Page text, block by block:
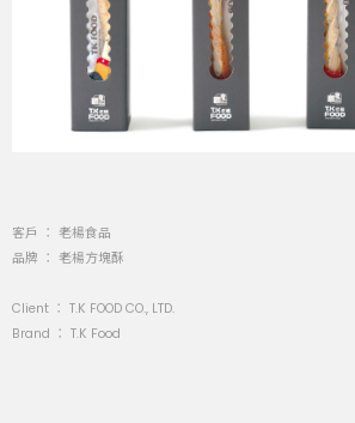
客戶 ： 老楊食品
品牌 ： 老楊方塊酥
Client ： T.K FOOD CO., LTD.
Brand ： T.K Food